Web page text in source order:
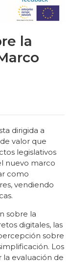
la
dirigida a
valor que
legislativos
nuevo marco
como
vendiendo
sobre la
digitales, las
sobre
Los
la evaluación de